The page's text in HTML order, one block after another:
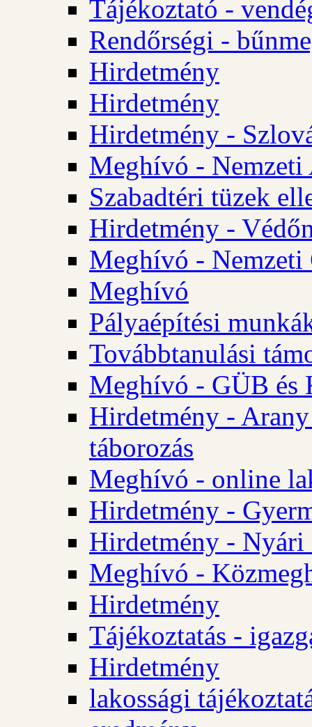
Tájékoztató -
Rendőrségi -
Hirdetmény
Hirdetmény
Hirdetmény -
Meghívó - Nemzeti
Szabadtéri tüzek
Hirdetmény -
Meghívó - Nemzeti
Meghívó
Pályaépítési
Továbbtanulási
Meghívó - GÜB és
Hirdetmény - Arany
táborozás
Meghívó - online
Hirdetmény -
Hirdetmény - Nyári
Meghívó -
Hirdetmény
Tájékoztatás -
Hirdetmény
lakossági